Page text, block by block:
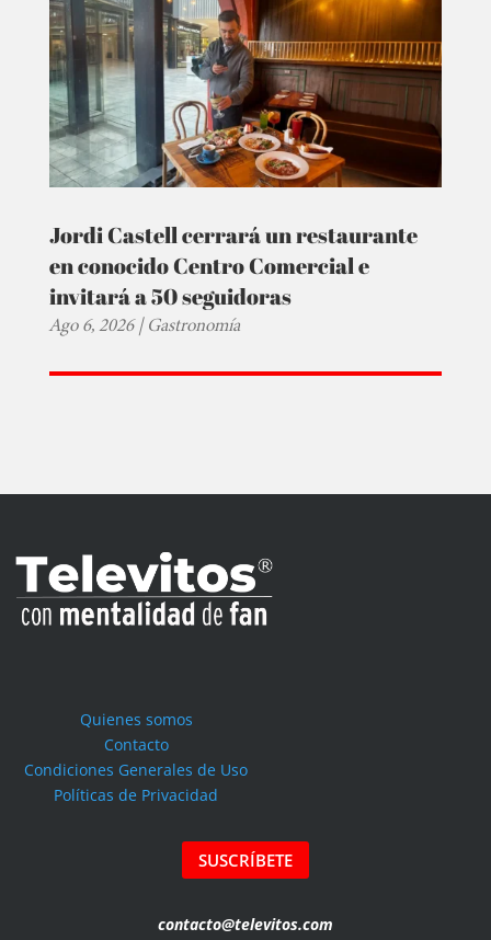
Jordi Castell cerrará un restaurante
en conocido Centro Comercial e
invitará a 50 seguidoras
Ago 6, 2026|Gastronomía
Quienes somos
Contacto
Condiciones Generales de Uso
Políticas de Privacidad
SUSCRÍBETE
contacto@televitos.com